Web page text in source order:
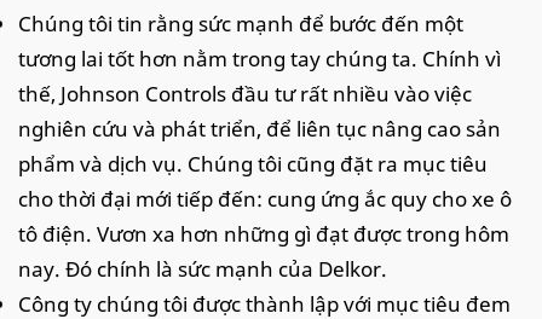
Chúng tôi tin rằng sức mạnh để bước đến một
tương lai tốt hơn nằm trong tay chúng ta. Chính vì
thế, Johnson Controls đầu tư rất nhiều vào việc
nghiên cứu và phát triển, để liên tục nâng cao sản
phẩm và dịch vụ. Chúng tôi cũng đặt ra mục tiêu
cho thời đại mới tiếp đến: cung ứng ắc quy cho xe ô
tô điện. Vươn xa hơn những gì đạt được trong hôm
nay. Đó chính là sức mạnh của Delkor.
Công ty chúng tôi được thành lập với mục tiêu đem